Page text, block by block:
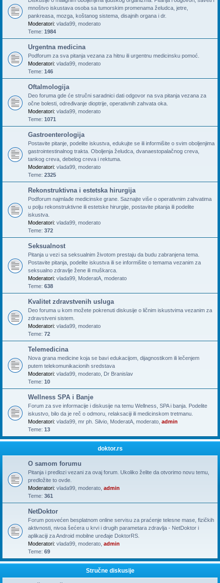
mnoštvo iskustava osoba sa tumorskim promenama želudca, jetre,
pankreasa, mozga, koštanog sistema, disajnih organa i dr.
Moderatori: vlada99 moderato
Teme: 1984
Urgentna medicina
Podforum za sva pitanja vezana za hitnu ili urgentnu medicinsku pomoć.
Moderatori: vlada99 moderato
Teme: 146
Oftalmologija
Deo foruma gde će stručni saradnici dati odgovor na sva pitanja vezana za
očne bolesti, određivanje dioptrije, operativnih zahvata oka.
Moderatori: vlada99 moderato
Teme: 1071
Gastroenterologija
Postavite pitanje, podelite iskustva, edukujte se ili informišite o svim oboljenjima
gastrointestinalnog trakta. Oboljenja želudca, dvanaestopalačnog creva,
tankog creva, debelog creva i rektuma.
Moderatori: vlada99 moderato
Teme: 2325
Rekonstruktivna i estetska hirurgija
Podforum najmlađe medicinske grane. Saznajte više o operativnim zahvatima
u polju rekonstruktivne ili estetske hirurgije, postavite pitanja ili podelite
iskustva.
Moderatori: vlada99 moderato
Teme: 372
Seksualnost
Pitanja u vezi sa seksualnim životom prestaju da budu zabranjena tema.
Postavite pitanja, podelite iskustva ili se informišite o temama vezanim za
seksualno zdravlje žene ili muškarca.
Moderatori: vlada99 ModeratA moderato
Teme: 638
Kvalitet zdravstvenih usluga
Deo foruma u kom možete pokrenuti diskusije o ličnim iskustvima vezanim za
zdravstveni sistem.
Moderatori: vlada99 moderato
Teme: 72
Telemedicina
Nova grana medicine koja se bavi edukacijom, dijagnostikom ili lečenjem
putem telekomunikacionih sredstava
Moderatori: vlada99 moderato Dr Branislav
Teme: 10
Wellness SPA i Banje
Forum za sve informacije i diskusije na temu Wellness, SPA i banja. Podelite
iskustvo, bilo da je reč o odmoru, relaksaciji ili medicinskom tretmanu.
Moderatori: vlada99 mr ph. Silvio ModeratA moderato admin
Teme: 13
doktor.rs
O samom forumu
Pitanja i predlozi vezani za ovaj forum. Ukoliko želite da otvorimo novu temu,
predložite to ovde.
Moderatori: vlada99 moderato admin
Teme: 361
NetDoktor
Forum posvećen besplatnom online servisu za praćenje telesne mase, fizičkih
aktivnosti, nivoa šećera u krvi i drugih parametara zdravlja - NetDoktor i
aplikaciji za Android mobilne uređaje DoktorRS.
Moderatori: vlada99 moderato admin
Teme: 69
Stručne diskusije